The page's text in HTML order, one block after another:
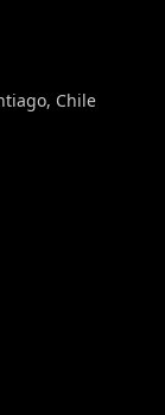
Chile